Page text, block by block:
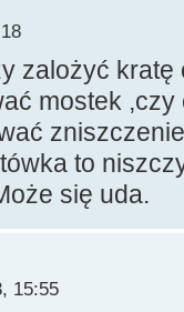
zalożyć
mostek
to
się uda.
15:55